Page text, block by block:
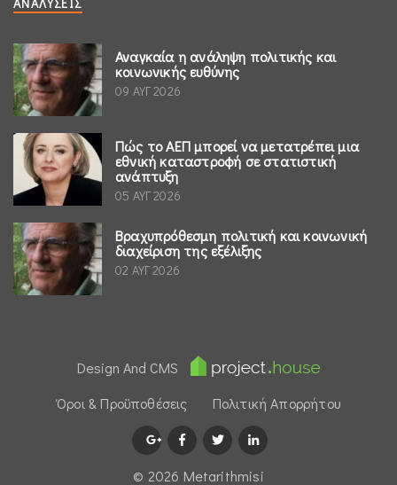
Αναγκαία η ανάληψη πολιτικής και
κοινωνικής ευθύνης
09 ΑΥΓ 2026
Πώς το ΑΕΠ μπορεί να μετατρέπει μια
εθνική καταστροφή σε στατιστική
ανάπτυξη
05 ΑΥΓ 2026
Βραχυπρόθεσμη πολιτική και κοινωνική
διαχείριση της εξέλιξης
02 ΑΥΓ 2026
Design And CMS
Όροι & Προϋποθέσεις
Πολιτική Απορρήτου
© 2026 Μetarithmisi